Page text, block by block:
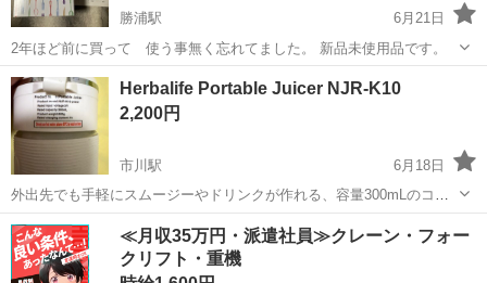
勝浦駅
6月21日
2年ほど前に買って 使う事無く忘れてました。 新品未使用品です。
千葉 勝浦市
Herbalife Portable Juicer NJR-K10
2,200円
市川駅
6月18日
外出先でも手軽にスムージーやドリンクが作れる、容量300mLのコン
パクトなポータブルジューサーです。 - 製品名: Portable Juicer - モデ
ル番号: NJR-K10 - 容量: 300mL - 重量: 60...
千葉 市川市 市川駅 キッチン家電
≪月収35万円・派遣社員≫クレーン・フォー
クリフト・重機